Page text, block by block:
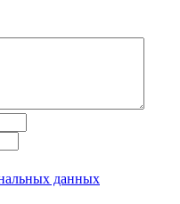
данных